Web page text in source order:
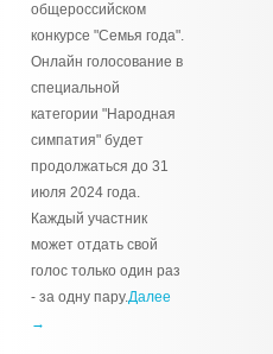
общероссийском
конкурсе "Семья года".
Онлайн голосование в
специальной
категории "Народная
симпатия" будет
продолжаться до 31
июля 2024 года.
Каждый участник
может отдать свой
голос только один раз
- за одну пару.Далее
→